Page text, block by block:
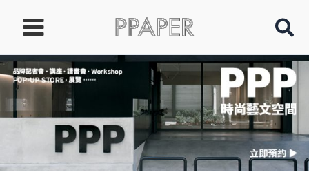
要
內